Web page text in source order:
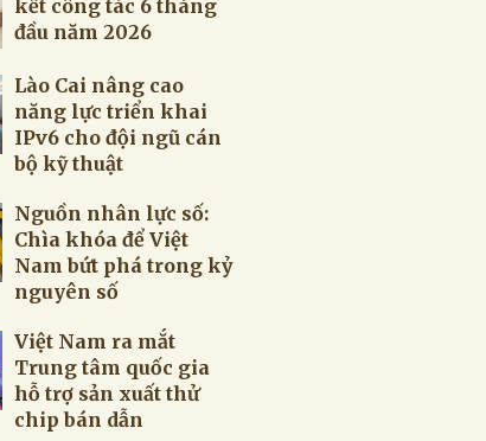
kết công tác 6 tháng
đầu năm 2026
Lào Cai nâng cao
năng lực triển khai
IPv6 cho đội ngũ cán
bộ kỹ thuật
Nguồn nhân lực số:
Chìa khóa để Việt
Nam bứt phá trong kỷ
nguyên số
Việt Nam ra mắt
Trung tâm quốc gia
hỗ trợ sản xuất thử
chip bán dẫn